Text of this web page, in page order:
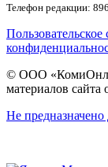
Телефон редакции:
Пользовательское
© ООО
материалов сайта
Не